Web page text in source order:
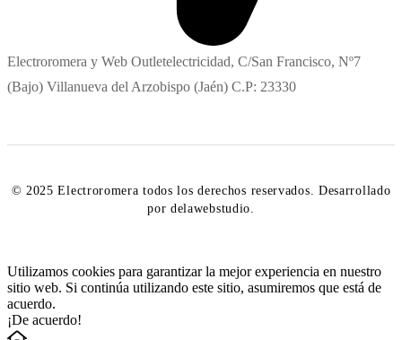
Electroromera y Web Outletelectricidad, C/San Francisco, Nº7
(Bajo) Villanueva del Arzobispo (Jaén) C.P: 23330
© 2025 Electroromera todos los derechos reservados. Desarrollado
por delawebstudio.
Utilizamos cookies para garantizar la mejor experiencia en nuestro
sitio web. Si continúa utilizando este sitio, asumiremos que está de
acuerdo.
¡De acuerdo!